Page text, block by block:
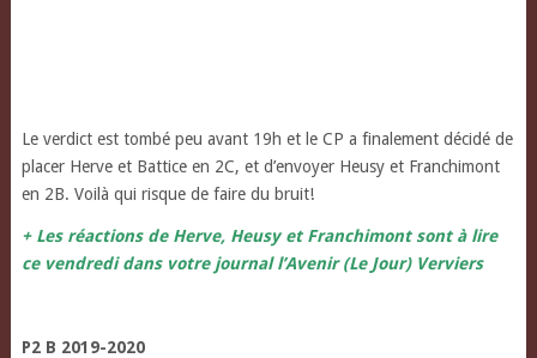
Le verdict est tombé peu avant 19h et le CP a finalement décidé de
placer Herve et Battice en 2C, et d’envoyer Heusy et Franchimont
en 2B. Voilà qui risque de faire du bruit!
+ Les réactions de Herve, Heusy et Franchimont sont à lire
ce vendredi dans votre journal l’Avenir (Le Jour) Verviers
P2 B 2019-2020